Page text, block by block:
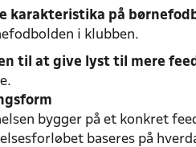
karakteristika på
i klubben.
til at give lyst til mere
bygger på et konkret
baseres på